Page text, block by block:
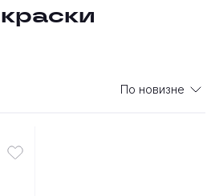
По новизне